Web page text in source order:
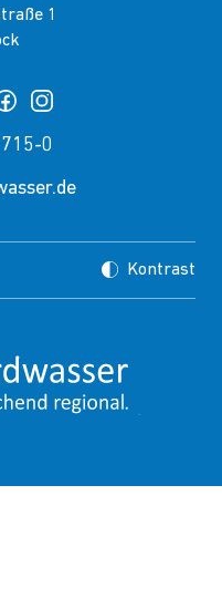
0
1
Kontrast